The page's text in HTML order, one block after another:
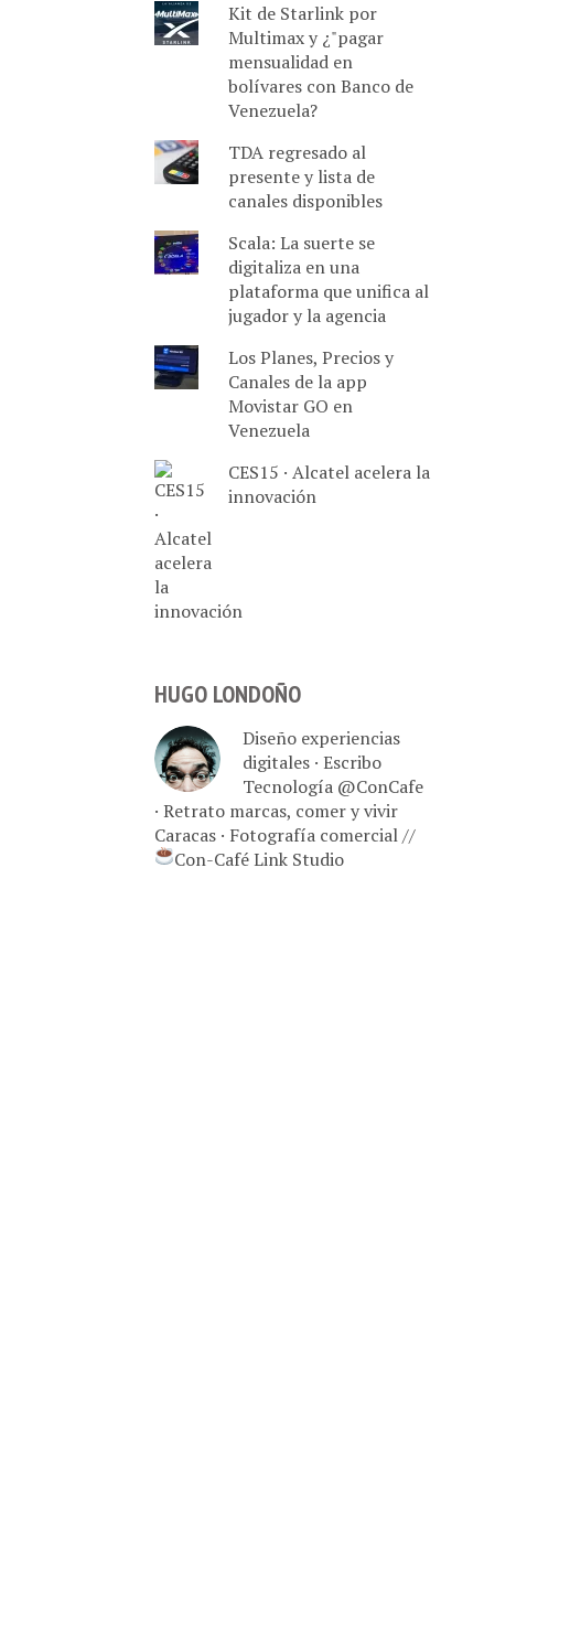
Kit de Starlink por
Multimax y ¿"pagar
mensualidad en
bolívares con Banco de
Venezuela?
TDA regresado al
presente y lista de
canales disponibles
Scala: La suerte se
digitaliza en una
plataforma que unifica al
jugador y la agencia
Los Planes, Precios y
Canales de la app
Movistar GO en
Venezuela
CES15 · Alcatel acelera la
innovación
HUGO LONDOÑO
Diseño experiencias
digitales · Escribo
Tecnología @ConCafe
· Retrato marcas, comer y vivir
Caracas · Fotografía comercial //
Con-Café Link Studio